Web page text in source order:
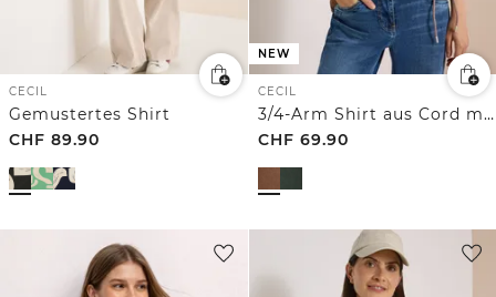
CECIL
Gemustertes Shirt
CHF 89.90
NEW
CECIL
3/4-Arm Shirt aus Cord mit Tunnelzug
CHF 69.90